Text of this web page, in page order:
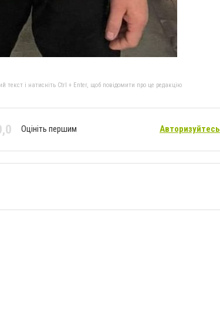
текст і натисніть Ctrl + Enter, щоб повідомити про це редакцію
Оцініть першим Авторизуйтесь